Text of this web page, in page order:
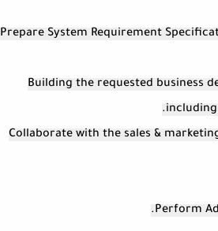
- Prepare System Requirement
- Building the requested business
including
- Collaborate with the sales &